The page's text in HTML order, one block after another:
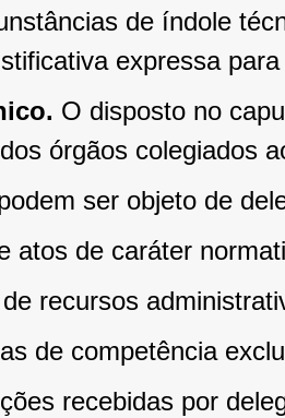
de índole
expressa
O disposto no
órgãos colegiados
ser objeto de
atos de caráter
recursos
de competência
recebidas por